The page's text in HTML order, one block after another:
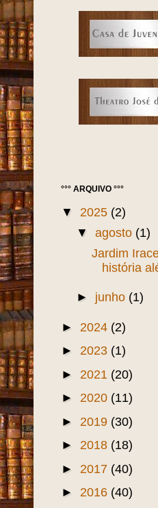
°°° ARQUIVO °°°
▼ 2025 (2)
▼ agosto (1)
Jardim
história
► junho (1)
► 2024 (2)
► 2023 (1)
► 2021 (20)
► 2020 (11)
► 2019 (30)
► 2018 (18)
► 2017 (40)
► 2016 (40)